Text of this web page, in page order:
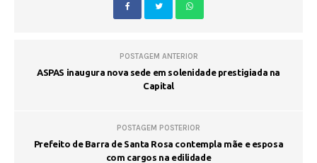
POSTAGEM ANTERIOR
ASPAS inaugura nova sede em solenidade prestigiada na
Capital
POSTAGEM POSTERIOR
Prefeito de Barra de Santa Rosa contempla mãe e esposa
com cargos na edilidade